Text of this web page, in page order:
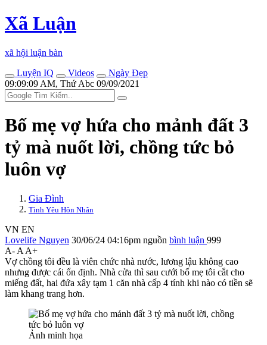
Xã Luận
xã hội luận bàn
Luyện IQ
Videos
Ngày Đẹp
09:09:09 AM, Thứ Abc 09/09/2021
Bố mẹ vợ hứa cho mảnh đất 3
tỷ mà nuốt lời, chồng tức bỏ
luôn vợ
Gia Đình
Tình Yêu Hôn Nhân
VN EN
Lovelife Nguyen 30/06/24 04:16pm nguồn bình luận 999
A- A A+
Vợ chồng tôi đều là viên chức nhà nước, lương lậu không cao
nhưng được cái ổn định. Nhà cửa thì sau cưới bố mẹ tôi cắt cho
miếng đất, hai đứa xây tạm 1 căn nhà cấp 4 tính khi nào có tiền sẽ
làm khang trang hơn.
Ảnh minh họa